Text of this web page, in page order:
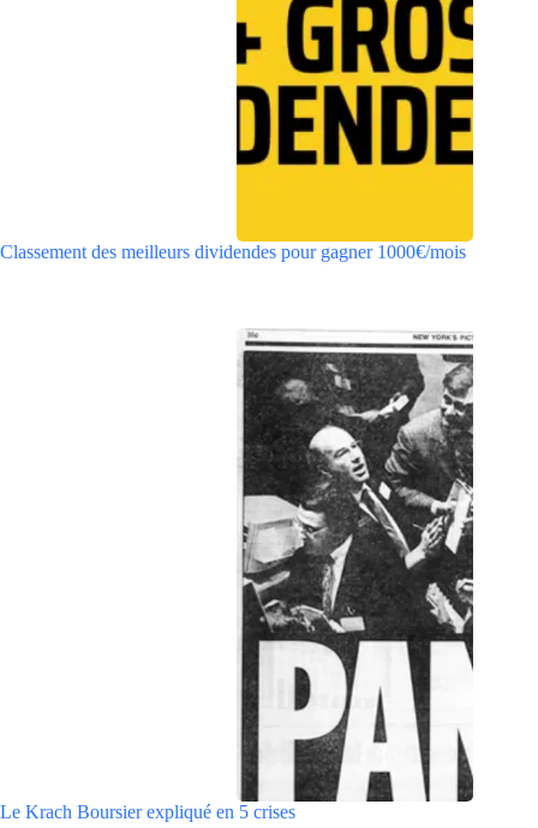
Classement des meilleurs dividendes pour gagner 1000€/mois
Le Krach Boursier expliqué en 5 crises